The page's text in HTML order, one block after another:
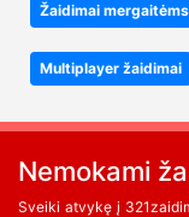
Žaidimai mergaitėms
Multiplayer žaidimai
Nemokami
Sveiki atvykę į